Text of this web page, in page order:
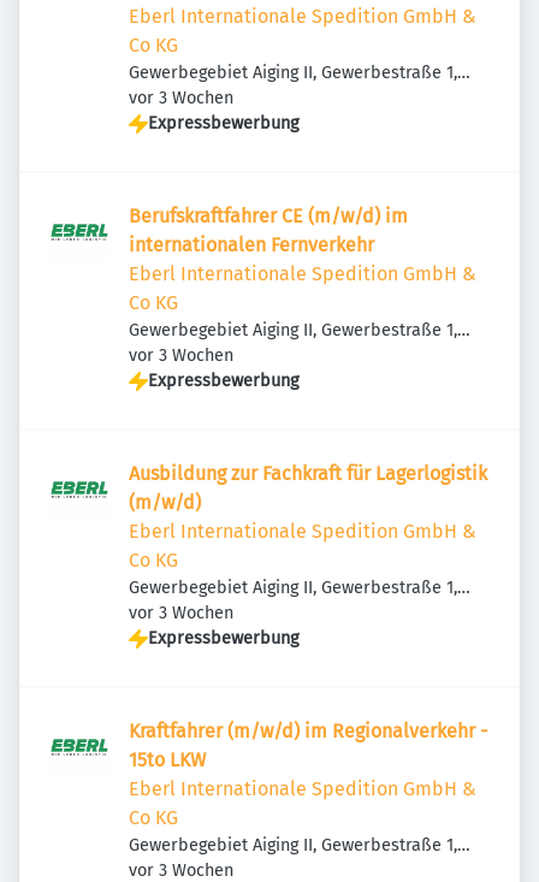
Eberl Internationale Spedition GmbH &
Co KG
Gewerbegebiet Aiging II, Gewerbestraße 1,
83365 Nußdorf, Deutschland
Veröffentlicht
vor 3 Wochen
Expressbewerbung
Berufskraftfahrer CE (m/w/d) im
internationalen Fernverkehr
Eberl Internationale Spedition GmbH &
Co KG
Gewerbegebiet Aiging II, Gewerbestraße 1,
83365 Nußdorf, Deutschland
Veröffentlicht
vor 3 Wochen
Expressbewerbung
Ausbildung zur Fachkraft für Lagerlogistik
(m/w/d)
Eberl Internationale Spedition GmbH &
Co KG
Gewerbegebiet Aiging II, Gewerbestraße 1,
83365 Nußdorf, Deutschland
Veröffentlicht
vor 3 Wochen
Expressbewerbung
Kraftfahrer (m/w/d) im Regionalverkehr -
15to LKW
Eberl Internationale Spedition GmbH &
Co KG
Gewerbegebiet Aiging II, Gewerbestraße 1,
83365 Nußdorf, Deutschland
Veröffentlicht
vor 3 Wochen